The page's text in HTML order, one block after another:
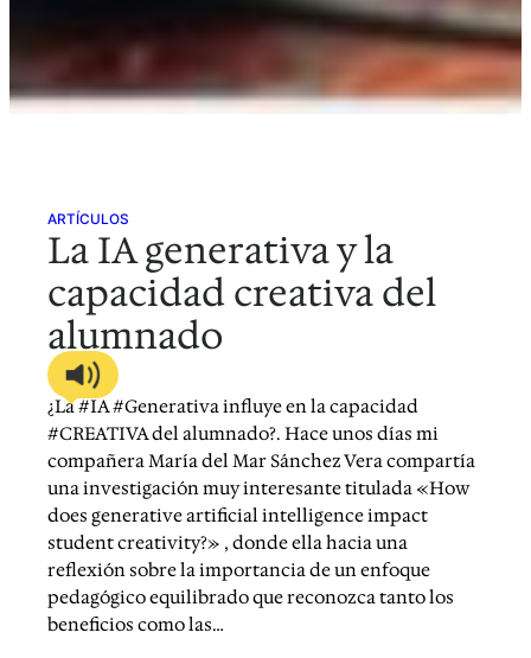
ARTÍCULOS
La IA generativa y la
capacidad creativa del
alumnado
¿La #IA #Generativa influye en la capacidad
#CREATIVA del alumnado?. Hace unos días mi
compañera María del Mar Sánchez Vera compartía
una investigación muy interesante titulada «How
does generative artificial intelligence impact
student creativity?» , donde ella hacia una
reflexión sobre la importancia de un enfoque
pedagógico equilibrado que reconozca tanto los
beneficios como las…